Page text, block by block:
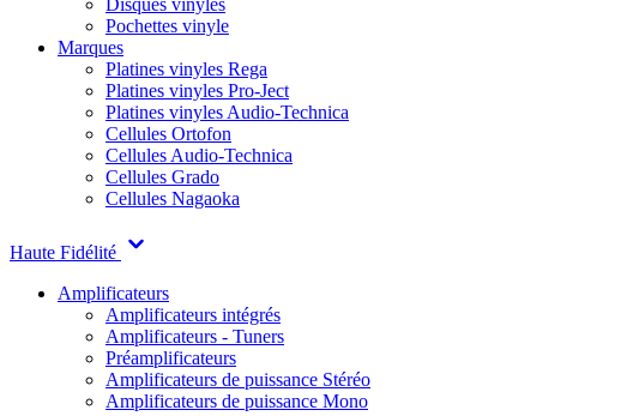
Disques vinyles
Pochettes vinyle
Marques
Platines vinyles Rega
Platines vinyles Pro-Ject
Platines vinyles Audio-Technica
Cellules Ortofon
Cellules Audio-Technica
Cellules Grado
Cellules Nagaoka
Haute Fidélité
Amplificateurs
Amplificateurs intégrés
Amplificateurs - Tuners
Préamplificateurs
Amplificateurs de puissance Stéréo
Amplificateurs de puissance Mono